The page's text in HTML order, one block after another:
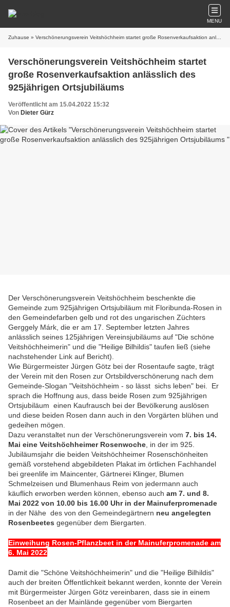
MENU
Zuhause » Verschönerungsverein Veitshöchheim startet große Rosenverkaufsaktion anlässlich des 925jährigen Ortsjubiläums
Verschönerungsverein Veitshöchheim startet
große Rosenverkaufsaktion anlässlich des
925jährigen Ortsjubiläums
Veröffentlicht am 15.04.2022 15:32
Von Dieter Gürz
Der Verschönerungsverein Veitshöchheim beschenkte die
Gemeinde zum 925jährigen Ortsjubiläum mit Floribunda-Rosen in
den Gemeindefarben gelb und rot des ungarischen Züchters
Gerggely Márk, die er am 17. September letzten Jahres
anlässlich seines 125jährigen Vereinsjubiläums auf "Die schöne
Veitshöchheimerin" und die "Heilige Bilhildis" taufen ließ (siehe
nachstehender Link auf Bericht).
Wie Bürgermeister Jürgen Götz bei der Rosentaufe sagte, trägt
der Verein mit den Rosen zur Ortsbildverschönerung nach dem
Gemeinde-Slogan "Veitshöchheim - so lässt sichs leben" bei. Er
sprach die Hoffnung aus, dass beide Rosen zum 925jährigen
Ortsjubiläum einen Kaufrausch bei der Bevölkerung auslösen
und diese beiden Rosen dann auch in den Vorgärten blühen und
gedeihen mögen.
Dazu veranstaltet nun der Verschönerungsverein vom 7. bis 14.
Mai eine Veitshöchheimer Rosenwoche , in der im 925.
Jubiläumsjahr die beiden Veitshöchheimer Rosenschönheiten
gemäß vorstehend abgebildeten Plakat im örtlichen Fachhandel
bei greenlife im Maincenter, Gärtnerei Klinger, Blumen
Schmelzeisen und Blumenhaus Reim von jedermann auch
käuflich erworben werden können, ebenso auch am 7. und 8.
Mai 2022 von 10.00 bis 16.00 Uhr in der Mainuferpromenade
in der Nähe des von den Gemeindegärtnern neu angelegten
Rosenbeetes gegenüber dem Biergarten.
Einweihung Rosen-Pflanzbeet in der Mainuferpromenade am
6. Mai 2022
Damit die "Schöne Veitshöchheimerin" und die "Heilige Bilhildis"
auch der breiten Öffentlichkeit bekannt werden, konnte der Verein
mit Bürgermeister Jürgen Götz vereinbaren, dass sie in einem
Rosenbeet an der Mainlände gegenüber vom Biergarten